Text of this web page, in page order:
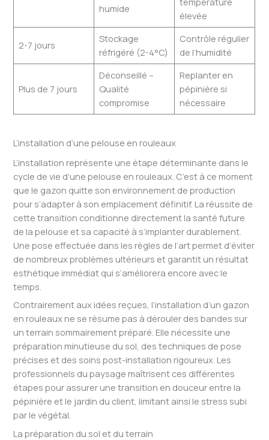
humide
élevée
2-7 jours
Stockage
réfrigéré (2-4°C)
Contrôle régulier
de l’humidité
Plus de 7 jours
Déconseillé –
Qualité
compromise
Replanter en
pépinière si
nécessaire
L’installation d’une pelouse en rouleaux
L’installation représente une étape déterminante dans le
cycle de vie d’une pelouse en rouleaux. C’est à ce moment
que le gazon quitte son environnement de production
pour s’adapter à son emplacement définitif. La réussite de
cette transition conditionne directement la santé future
de la pelouse et sa capacité à s’implanter durablement.
Une pose effectuée dans les règles de l’art permet d’éviter
de nombreux problèmes ultérieurs et garantit un résultat
esthétique immédiat qui s’améliorera encore avec le
temps.
Contrairement aux idées reçues, l’installation d’un gazon
en rouleaux ne se résume pas à dérouler des bandes sur
un terrain sommairement préparé. Elle nécessite une
préparation minutieuse du sol, des techniques de pose
précises et des soins post-installation rigoureux. Les
professionnels du paysage maîtrisent ces différentes
étapes pour assurer une transition en douceur entre la
pépinière et le jardin du client, limitant ainsi le stress subi
par le végétal.
La préparation du sol et du terrain